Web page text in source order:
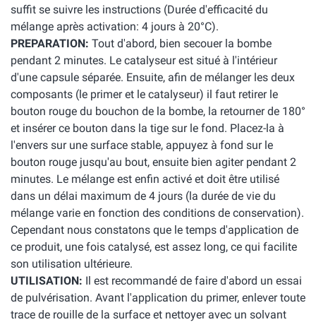
suffit se suivre les instructions (Durée d'efficacité du
mélange après activation: 4 jours à 20°C).
PREPARATION: Tout d'abord, bien secouer la bombe
pendant 2 minutes. Le catalyseur est situé à l'intérieur
d'une capsule séparée. Ensuite, afin de mélanger les deux
composants (le primer et le catalyseur) il faut retirer le
bouton rouge du bouchon de la bombe, la retourner de 180°
et insérer ce bouton dans la tige sur le fond. Placez-la à
l'envers sur une surface stable, appuyez à fond sur le
bouton rouge jusqu'au bout, ensuite bien agiter pendant 2
minutes. Le mélange est enfin activé et doit être utilisé
dans un délai maximum de 4 jours (la durée de vie du
mélange varie en fonction des conditions de conservation).
Cependant nous constatons que le temps d'application de
ce produit, une fois catalysé, est assez long, ce qui facilite
son utilisation ultérieure.
UTILISATION: Il est recommandé de faire d'abord un essai
de pulvérisation. Avant l'application du primer, enlever toute
trace de rouille de la surface et nettoyer avec un solvant